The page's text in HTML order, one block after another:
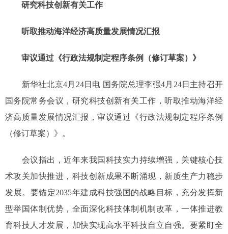
研究科技创新有关工作
听取推动海洋经济高质量发展情况汇报
审议通过《行政法规制定程序条例（修订草案）》
新华社北京4月24日电 国务院总理李强4月24日主持召开
国务院常务会议，研究科技创新有关工作，听取推动海洋经
济高质量发展情况汇报，审议通过《行政法规制定程序条例
（修订草案）》。
会议指出，近年来我国科技实力持续增强，关键核心技
术攻关加快推进，科技创新成果不断涌现，新质生产力稳步
发展。要锚定2035年建成科技强国的战略目标，充分发挥新
型举国体制优势，全面深化科技体制机制改革，一体推进教
育科技人才发展，加快实现高水平科技自立自强。要紧盯全